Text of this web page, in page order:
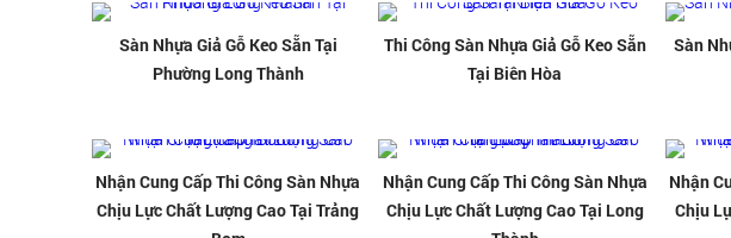
Sàn Nhựa Giả Gỗ Keo Sẵn Tại
Phường Long Thành
Thi Công Sàn Nhựa Giả Gỗ Keo Sẵn
Tại Biên Hòa
Sàn
Nhận Cung Cấp Thi Công Sàn Nhựa
Chịu Lực Chất Lượng Cao Tại Trảng
Nhận Cung Cấp Thi Công Sàn Nhựa
Chịu Lực Chất Lượng Cao Tại Long
Nhận
Chịu